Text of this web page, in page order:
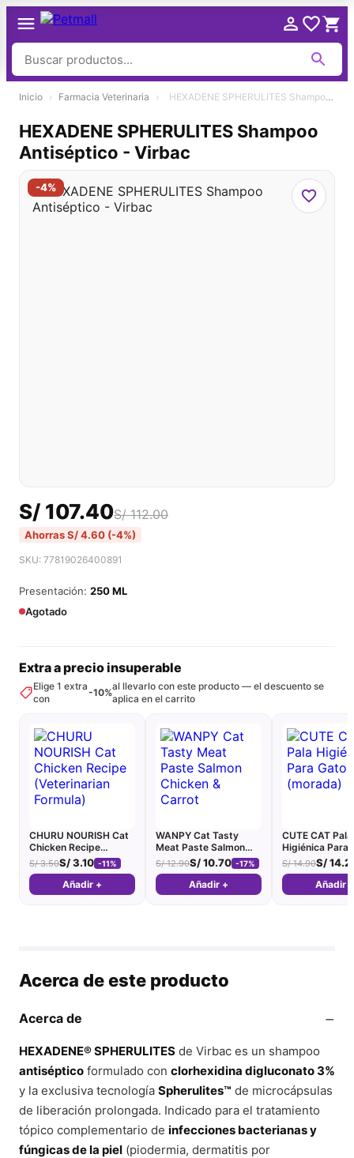
Inicio › Farmacia Veterinaria › HEXADENE SPHERULITES Shampoo Antiséptico - Virbac
-4%
HEXADENE SPHERULITES Shampoo
Antiséptico - Virbac
S/ 107.40S/112.00
AhorrasS/4.60 (-4%)
SKU: 77819026400891
Presentación: 250 ML
Agotado
Extra a precio insuperable
Elige 1 extra
con
-10%
al llevarlo con este producto — el descuento se
aplica en el carrito
CHURU NOURISH Cat
Chicken Recipe
(Veterinarian Formula)
S/3.50S/3.10 -11%
Añadir +
WANPY Cat Tasty
Meat Paste Salmon
Chicken & Carrot
S/12.90S/10.70 -17%
Añadir +
CUTE CAT Pala
Higiénica Para
(morada)
S/14.90S/
Añadir +
Acerca de este producto
Acerca de −
HEXADENE® SPHERULITES de Virbac es un shampoo
antiséptico formulado con clorhexidina digluconato 3%
y la exclusiva tecnología Spherulites™ de microcápsulas
de liberación prolongada. Indicado para el tratamiento
tópico complementario de infecciones bacterianas y
fúngicas de la piel (piodermia, dermatitis por